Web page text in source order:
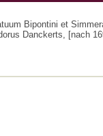
Bipontini et
Danckerts, [nach